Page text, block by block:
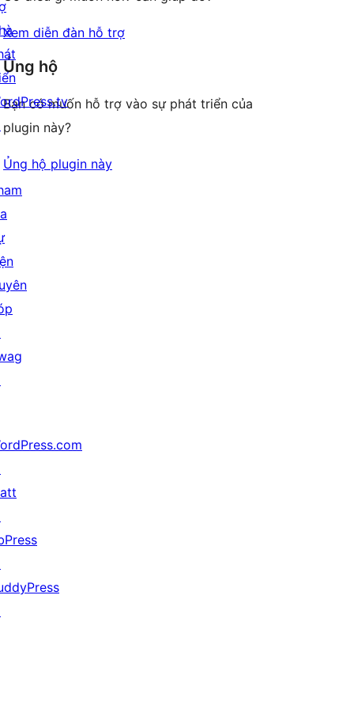
Xem diễn đàn hỗ trợ
Ủng hộ
Bạn có muốn hỗ trợ vào sự phát triển của
plugin này?
Ủng hộ plugin này